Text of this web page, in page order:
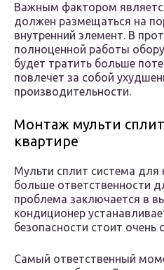
Важным фактором
должен размещаться на
внутренний элемент. В
полноценной работы
будет тратить больше
повлечет за собой
производительности.
Монтаж мульти
квартире
Мульти сплит система для
больше ответственности
проблема заключается в
кондиционер
безопасности стоит очень
Самый ответственный